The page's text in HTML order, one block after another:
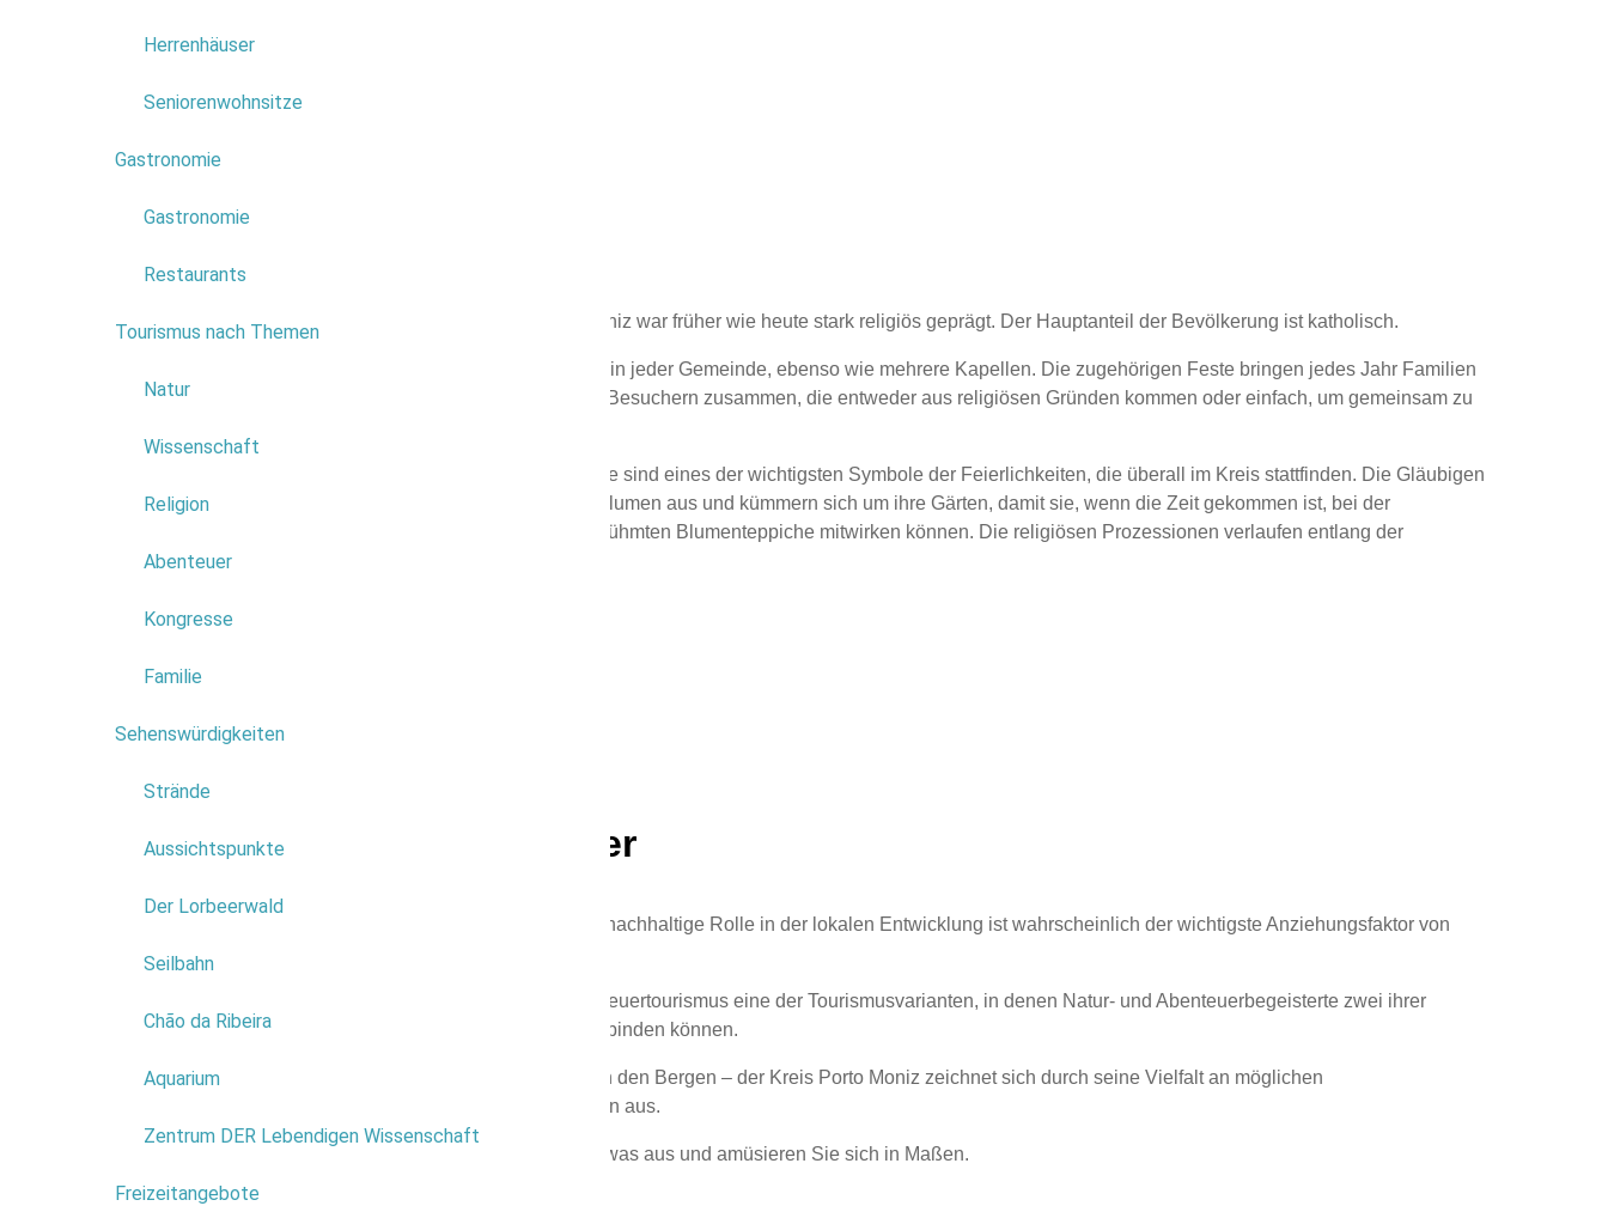
Herrenhäuser
Seniorenwohnsitze
Gastronomie
Gastronomie
Restaurants
Tourismus nach Themen
Natur
Wissenschaft
Religion
Abenteuer
Kongresse
Familie
Sehenswürdigkeiten
Strände
Aussichtspunkte
Der Lorbeerwald
Seilbahn
Chão da Ribeira
Aquarium
Zentrum DER Lebendigen Wissenschaft
Freizeitangebote
Der Kreis Porto Moniz war früher wie heute stark religiös geprägt. Der Hauptanteil der Bevölkerung ist katholisch.
Es gibt eine Kirche in jeder Gemeinde, ebenso wie mehrere Kapellen. Die zugehörigen Feste bringen jedes Jahr Familien
und Tausende von Besuchern zusammen, die entweder aus religiösen Gründen kommen oder einfach, um gemeinsam zu
Die Blumenteppiche sind eines der wichtigsten Symbole der Feierlichkeiten, die überall im Kreis stattfinden. Die Gläubigen
sähen jedes Jahr Blumen aus und kümmern sich um ihre Gärten, damit sie, wenn die Zeit gekommen ist, bei der
Herstellung der berühmten Blumenteppiche mitwirken können. Die religiösen Prozessionen verlaufen entlang der
Abenteuer
Die Natur und ihre nachhaltige Rolle in der lokalen Entwicklung ist wahrscheinlich der wichtigste Anziehungsfaktor von
Daher ist der Abenteuertourismus eine der Tourismusvarianten, in denen Natur- und Abenteuerbegeisterte zwei ihrer
Leidenschaften verbinden können.
Ob am Meer oder in den Bergen – der Kreis Porto Moniz zeichnet sich durch seine Vielfalt an möglichen
Abenteueraktivitäten aus.
Suchen Sie sich etwas aus und amüsieren Sie sich in Maßen.